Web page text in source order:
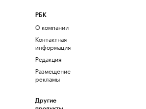
РБК
О компании
Контактная
информация
Редакция
Размещение
рекламы
Другие